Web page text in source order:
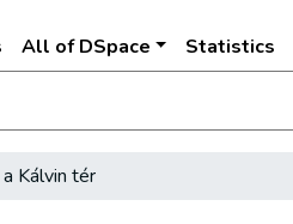
All of DSpace Statistics
Kálvin tér